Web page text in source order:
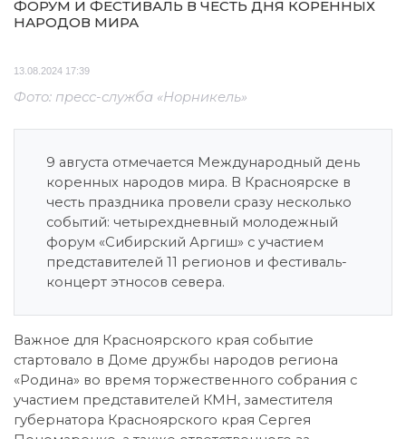
ФОРУМ И ФЕСТИВАЛЬ В ЧЕСТЬ ДНЯ КОРЕННЫХ
НАРОДОВ МИРА
13.08.2024 17:39
Фото: пресс-служба «Норникель»
9 августа отмечается Международный день
коренных народов мира. В Красноярске в
честь праздника провели сразу несколько
событий: четырехдневный молодежный
форум «Сибирский Аргиш» с участием
представителей 11 регионов и фестиваль-
концерт этносов севера.
Важное для Красноярского края событие
стартовало в Доме дружбы народов региона
«Родина» во время торжественного собрания с
участием представителей КМН, заместителя
губернатора Красноярского края Сергея